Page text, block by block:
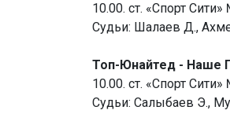
10.00. ст. «Спорт
Судьи: Шалаев Д.,
Топ-Юнайтед - Наше
10.00. ст. «Спорт
Судьи: Салыбаев Э.,